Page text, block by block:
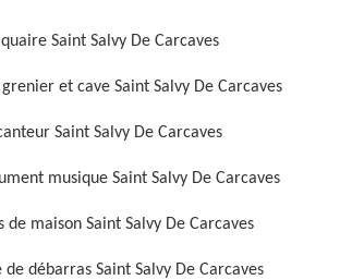
Saint Salvy De Carcaves
et cave Saint Salvy De Carcaves
Saint Salvy De Carcaves
musique Saint Salvy De Carcaves
de maison Saint Salvy De Carcaves
de débarras Saint Salvy De Carcaves